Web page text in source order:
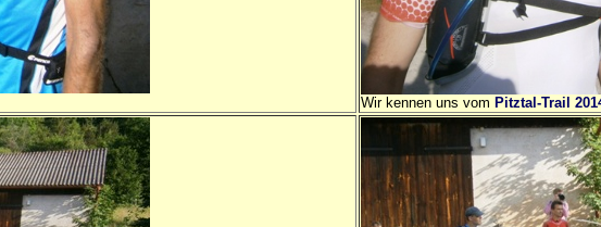
Wir kennen uns vom Pitztal-Trail